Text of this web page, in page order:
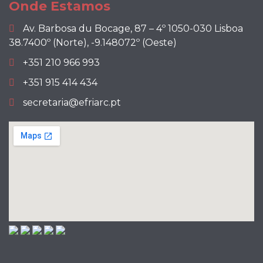
Onde Estamos
Av. Barbosa du Bocage, 87 – 4º 1050-030 Lisboa
38.7400º (Norte), -9.148072º (Oeste)
+351 210 966 993
+351 915 414 434
secretaria@efriarc.pt